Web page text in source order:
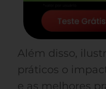
Além disso,
práticos o
e as melhores